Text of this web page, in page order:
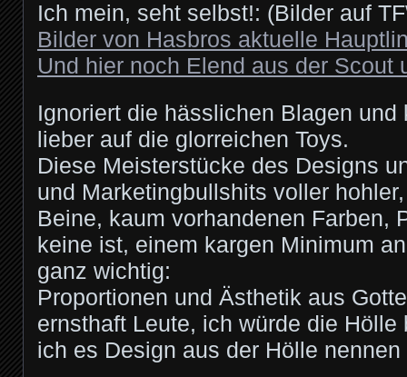
Ich mein, seht selbst!: (Bilder auf
Bilder von Hasbros aktuelle
Und hier noch Elend aus der Scout
Ignoriert die hässlichen Blagen und
lieber auf die glorreichen Toys.
Diese Meisterstücke des Designs
und Marketingbullshits voller
Beine, kaum vorhandenen Farben,
keine ist, einem kargen Minimum
ganz wichtig:
Proportionen und Ästhetik aus
ernsthaft Leute, ich würde die Hölle
ich es Design aus der Hölle nennen